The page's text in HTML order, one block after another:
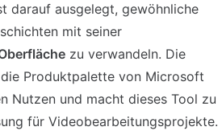
darauf ausgelegt, gewöhnliche
mit seiner
zu verwandeln. Die
Produktpalette von Microsoft
Nutzen und macht dieses Tool zu
für Videobearbeitungsprojekte.